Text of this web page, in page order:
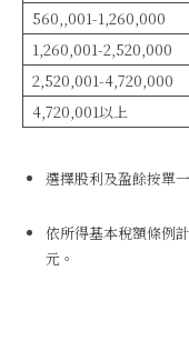
560,,001-1,260,000
1,260,001-2,520,000
2,520,001-4,720,000
4,720,001以上
選擇股利及盈餘按單
依所得基本稅額條例
元。